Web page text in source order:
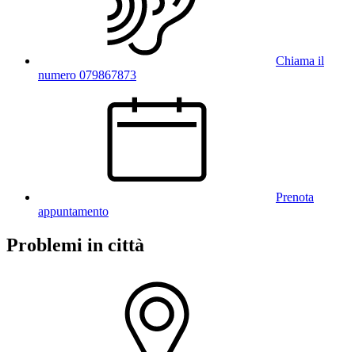
Chiama il
numero 079867873
Prenota
appuntamento
Problemi in città